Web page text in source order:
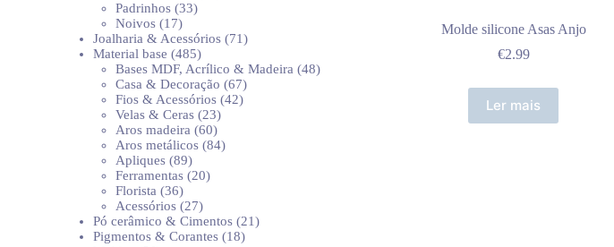
Molde silicone Asas Anjo
€2.99
Ler mais
Padrinhos 3333
Noivos 1717
produtos
Joalharia & Acessórios 7171
Material base 485485
produtos
Bases MDF, Acrílico & Madeira 4848
Casa & Decoração 6767
produtos
Fios & Acessórios 4242
Velas & Ceras 2323
produtos
Aros madeira 6060
produtos
Aros metálicos 8484
Apliques 8989
produtos
Ferramentas 2020
Florista 3636
produtos
Acessórios 2727
produtos
Pó cerâmico & Cimentos 2121
Pigmentos & Corantes 1818